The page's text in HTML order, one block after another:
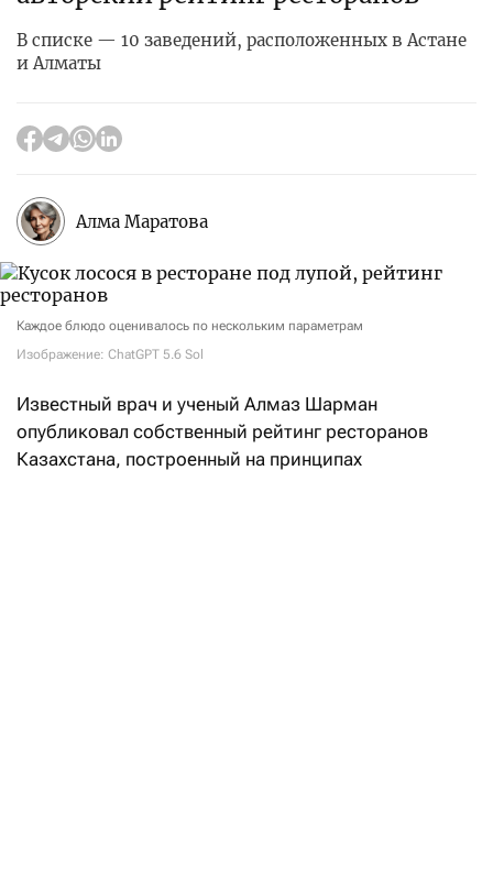
В списке — 10 заведений, расположенных в Астане
и Алматы
Алма Маратова
Каждое блюдо оценивалось по нескольким параметрам
Изображение: ChatGPT 5.6 Sol
Известный врач и ученый Алмаз Шарман
опубликовал собственный рейтинг ресторанов
Казахстана, построенный на принципах